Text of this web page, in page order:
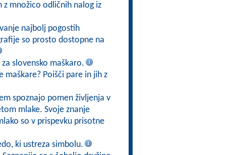
množico odličnih nalog iz
najbolj pogostih
so prosto dostopne na
slovensko maškaro.
maškare? Poišči pare in jih z
spoznajo pomen življenja v
mlake. Svoje znanje
so v prispevku prisotne
ki ustreza simbolu.